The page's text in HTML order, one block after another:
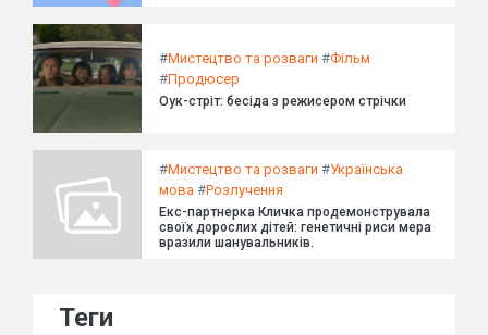
#Мистецтво та розваги #Фільм
#Продюсер
Оук-стріт: бесіда з режисером стрічки
#Мистецтво та розваги #Українська
мова #Розлучення
Екс-партнерка Кличка продемонструвала
своїх дорослих дітей: генетичні риси мера
вразили шанувальників.
Теги